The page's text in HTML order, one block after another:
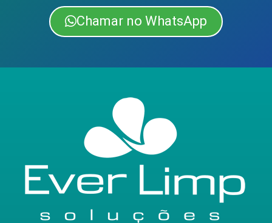
Chamar no WhatsApp